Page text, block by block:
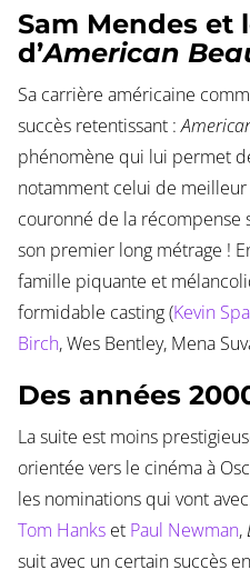
Sam Mendes et
d’American
Sa carrière américaine
succès retentissant :
phénomène qui lui permet
notamment celui de
couronné de la récompense
son premier long métrage !
famille piquante et
formidable casting (Kevin
Birch, Wes Bentley, Mena
Des années
La suite est moins
orientée vers le cinéma à
les nominations qui vont
Tom HanksetPaul Newman,
suit avec un certain succès